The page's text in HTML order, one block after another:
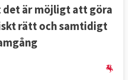
det är möjligt att göra
rätt och samtidigt